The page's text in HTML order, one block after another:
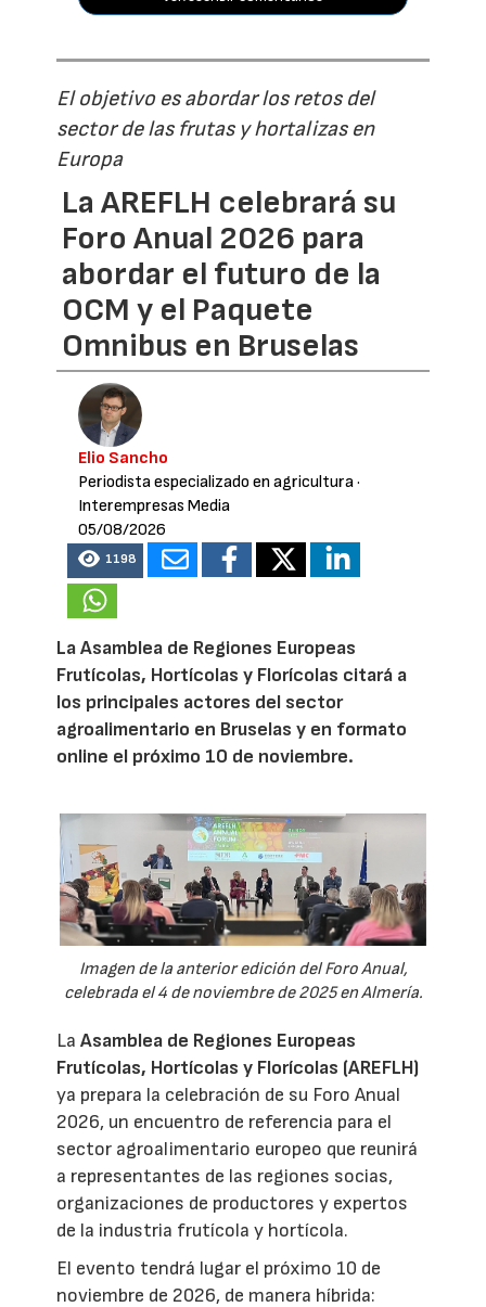
El objetivo es abordar los retos del
sector de las frutas y hortalizas en
Europa
La AREFLH celebrará su
Foro Anual 2026 para
abordar el futuro de la
OCM y el Paquete
Omnibus en Bruselas
Elio Sancho
Periodista especializado en agricultura·
Interempresas Media
05/08/2026
1198
La Asamblea de Regiones Europeas
Frutícolas, Hortícolas y Florícolas citará a
los principales actores del sector
agroalimentario en Bruselas y en formato
online el próximo 10 de noviembre.
Imagen de la anterior edición del Foro Anual,
celebrada el 4 de noviembre de 2025 en Almería.
LaAsamblea de Regiones Europeas
Frutícolas, Hortícolas y Florícolas (AREFLH)
ya prepara la celebración de su Foro Anual
2026, un encuentro de referencia para el
sector agroalimentario europeo que reunirá
a representantes de las regiones socias,
organizaciones de productores y expertos
de la industria frutícola y hortícola.
El evento tendrá lugar el próximo 10 de
noviembre de 2026, de manera híbrida: